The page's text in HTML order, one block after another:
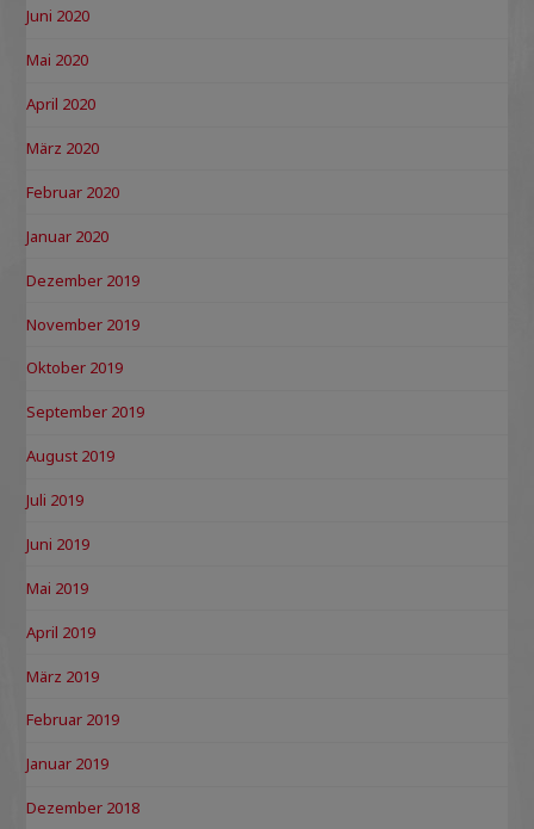
Juni 2020
Mai 2020
April 2020
März 2020
Februar 2020
Januar 2020
Dezember 2019
November 2019
Oktober 2019
September 2019
August 2019
Juli 2019
Juni 2019
Mai 2019
April 2019
März 2019
Februar 2019
Januar 2019
Dezember 2018